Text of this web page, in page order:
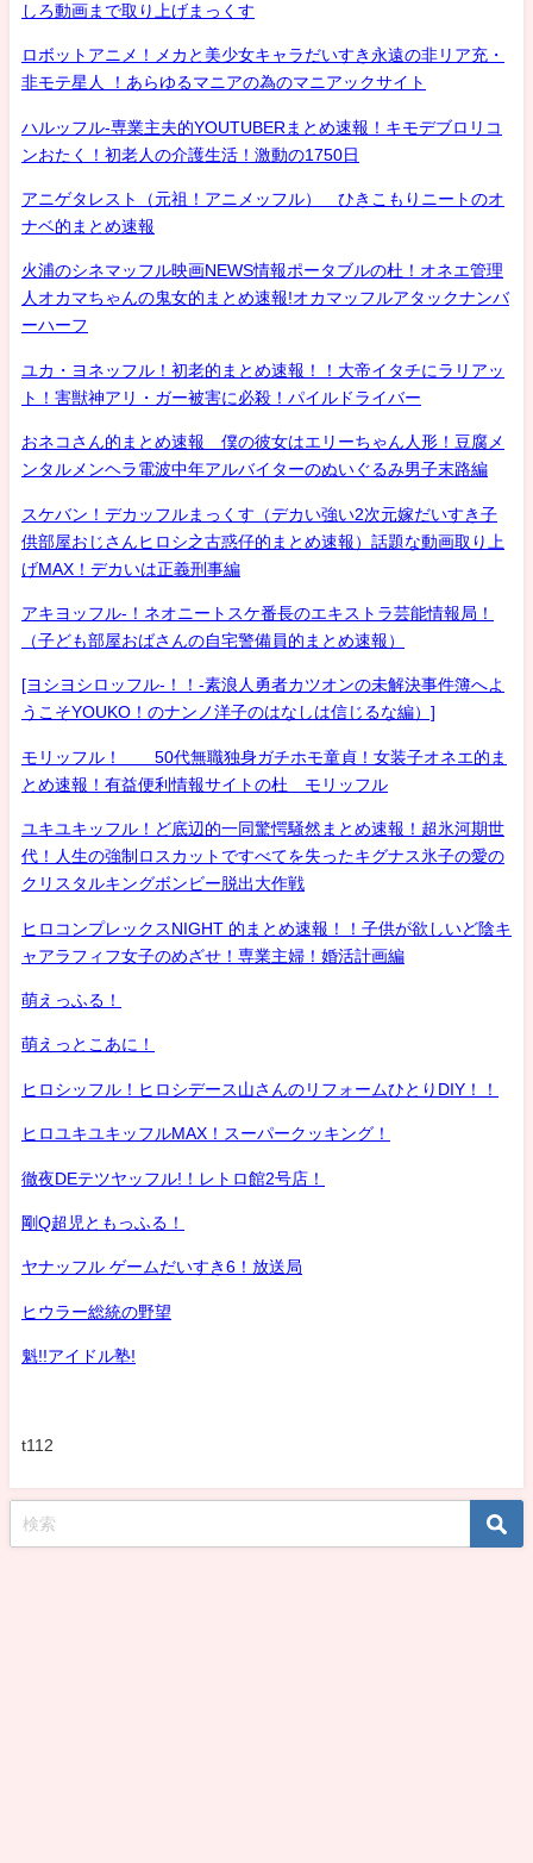
しろ動画まで取り上げまっくす
ロボットアニメ！メカと美少女キャラだいすき永遠の非リア充・
非モテ星人 ！あらゆるマニアの為のマニアックサイト
ハルッフル-専業主夫的YOUTUBERまとめ速報！キモデブロリコ
ンおたく！初老人の介護生活！激動の1750日
アニゲタレスト（元祖！アニメッフル） ひきこもりニートのオ
ナベ的まとめ速報
火浦のシネマッフル映画NEWS情報ポータブルの杜！オネエ管理
人オカマちゃんの鬼女的まとめ速報!オカマッフルアタックナンバ
ーハーフ
ユカ・ヨネッフル！初老的まとめ速報！！大帝イタチにラリアッ
ト！害獣神アリ・ガー被害に必殺！パイルドライバー
おネコさん的まとめ速報 僕の彼女はエリーちゃん人形！豆腐メ
ンタルメンヘラ電波中年アルバイターのぬいぐるみ男子末路編
スケバン！デカッフルまっくす（デカい強い2次元嫁だいすき子
供部屋おじさんヒロシ之古惑仔的まとめ速報）話題な動画取り上
げMAX！デカいは正義刑事編
アキヨッフル-！ネオニートスケ番長のエキストラ芸能情報局！
（子ども部屋おばさんの自宅警備員的まとめ速報）
[ヨシヨシロッフル-！！-素浪人勇者カツオンの未解決事件簿へよ
うこそYOUKO！のナンノ洋子のはなしは信じるな編）]
モリッフル！ 50代無職独身ガチホモ童貞！女装子オネエ的ま
とめ速報！有益便利情報サイトの杜 モリッフル
ユキユキッフル！ど底辺的一同驚愕騒然まとめ速報！超氷河期世
代！人生の強制ロスカットですべてを失ったキグナス氷子の愛の
クリスタルキングボンビー脱出大作戦
ヒロコンプレックスNIGHT 的まとめ速報！！子供が欲しいど陰キ
ャアラフィフ女子のめざせ！専業主婦！婚活計画編
萌えっふる！
萌えっとこあに！
ヒロシッフル！ヒロシデース山さんのリフォームひとりDIY！！
ヒロユキユキッフルMAX！スーパークッキング！
徹夜DEテツヤッフル!！レトロ館2号店！
剛Q超児ともっふる！
ヤナッフル ゲームだいすき6！放送局
ヒウラー総統の野望
魁!!アイドル塾!
t112